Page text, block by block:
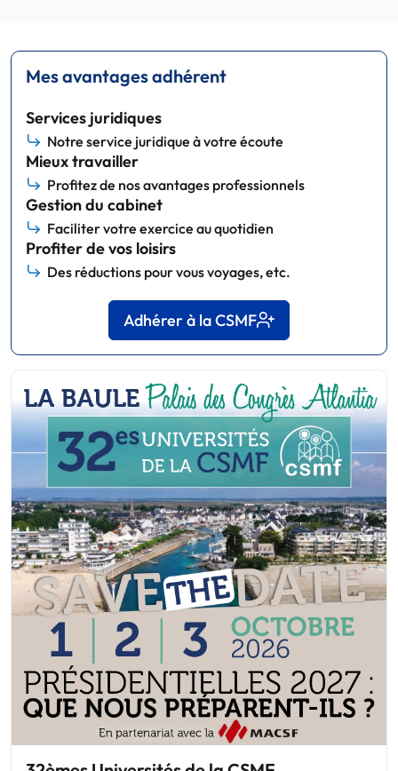
Mes avantages adhérent
Services juridiques
Notre service juridique à votre écoute
Mieux travailler
Profitez de nos avantages professionnels
Gestion du cabinet
Faciliter votre exercice au quotidien
Profiter de vos loisirs
Des réductions pour vous voyages, etc.
Adhérer à la CSMF